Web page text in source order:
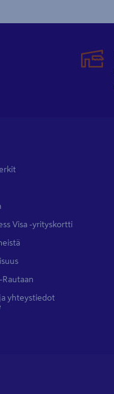
Visa -yrityskortti
Rautaan
yhteystiedot